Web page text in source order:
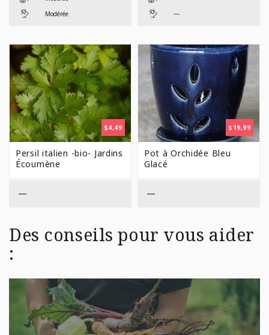
Modérée
—
$4,49
Persil italien -bio- Jardins
Écoumène
—
$ 19,99
Pot à Orchidée Bleu
Glacé
—
Des conseils pour vous aider
: